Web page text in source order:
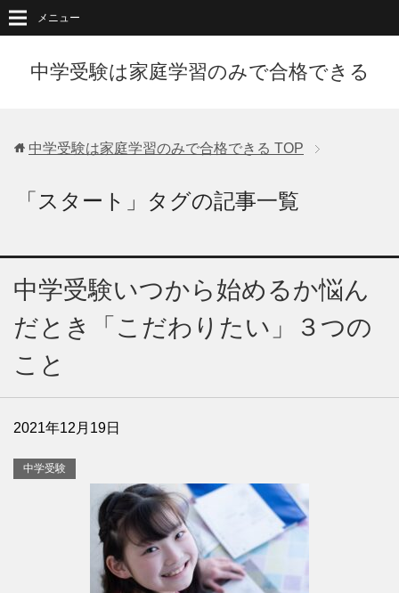
中学受験は家庭学習のみで合格できる
メニュー
中学受験は家庭学習のみで合格できる TOP
「スタート」タグの記事一覧
中学受験いつから始めるか悩ん
だとき「こだわりたい」３つの
こと
2021年12月19日
中学受験